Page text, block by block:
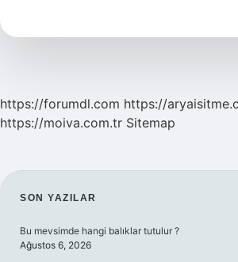
https://forumdl.com https://
https://moiva.com.tr Sitemap
SIDEBAR
SON YAZILAR
Bu mevsimde hangi balıklar tutulur ?
Ağustos 6, 2026